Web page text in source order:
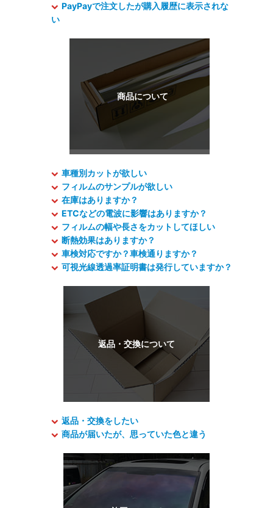
PayPayで注文したが購入履歴に表示されな
い
車種別カットが欲しい
フィルムのサンプルが欲しい
在庫はありますか？
ETCなどの電波に影響はありますか？
フィルムの幅や長さをカットしてほしい
断熱効果はありますか？
車検対応ですか？車検通りますか？
可視光線透過率証明書は発行していますか？
返品・交換をしたい
商品が届いたが、思っていた色と違う